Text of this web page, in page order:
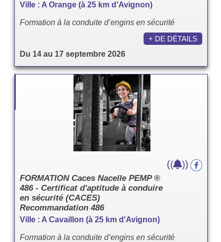
Ville : A Orange (à 25 km d'Avignon)
Formation à la conduite d’engins en sécurité
Du 14 au 17 septembre 2026
+ DE DÉTAILS
FORMATION Caces Nacelle PEMP ®
486 - Certificat d'aptitude à conduire
en sécurité (CACES)
Recommandation 486
Ville : A Cavaillon (à 25 km d'Avignon)
Formation à la conduite d’engins en sécurité
(( ))